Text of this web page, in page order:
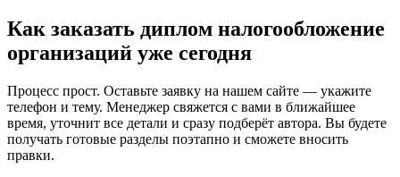
Как заказать диплом налогообложение
организаций уже сегодня
Процесс прост. Оставьте заявку на нашем сайте — укажите
телефон и тему. Менеджер свяжется с вами в ближайшее
время, уточнит все детали и сразу подберёт автора. Вы будете
получать готовые разделы поэтапно и сможете вносить
правки.